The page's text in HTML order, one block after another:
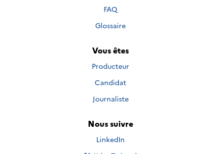
FAQ
Glossaire
Vous êtes
Producteur
Candidat
Journaliste
Nous suivre
Nous suivre sur
LinkedIn